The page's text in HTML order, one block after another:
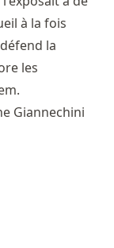
à la fois
la
les
Giannechini